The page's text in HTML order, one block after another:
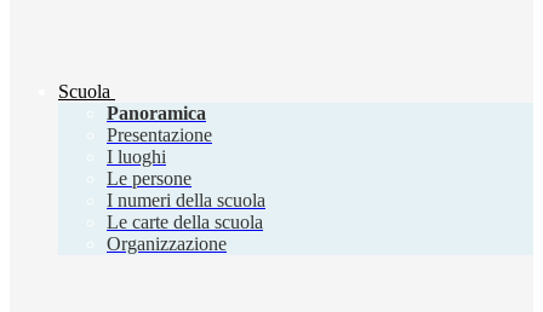
Scuola
Panoramica
Presentazione
I luoghi
Le persone
I numeri della scuola
Le carte della scuola
Organizzazione